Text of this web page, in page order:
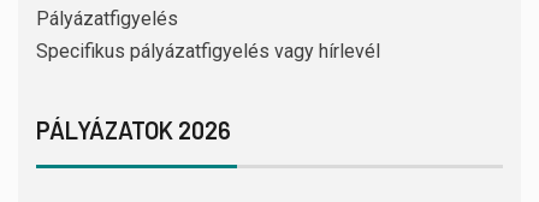
Pályázatfigyelés
Specifikus pályázatfigyelés vagy hírlevél
PÁLYÁZATOK 2026